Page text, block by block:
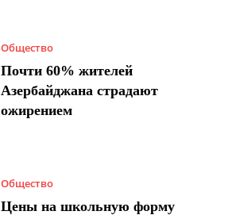
Общество
Почти 60% жителей
Азербайджана страдают
ожирением
Общество
Цены на школьную форму